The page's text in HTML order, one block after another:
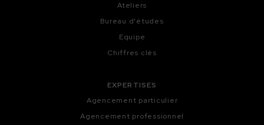
Ateliers
Bureau d'études
Equipe
Chiffres clés
EXPERTISES
Agencement particulier
Agencement professionnel